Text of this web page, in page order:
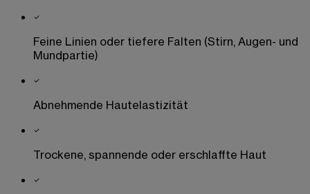
Feine Linien oder tiefere Falten (Stirn, Augen- und
Mundpartie)
Abnehmende Hautelastizität
Trockene, spannende oder erschlaffte Haut